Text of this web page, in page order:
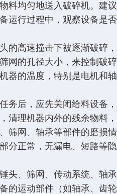
料均匀地送入破碎机。建
运行过程中，观察设备是
的高速撞击下被逐渐破碎
网的孔径大小，来控制破
器的温度，特别是电机和
务后，应先关闭给料设备
清理机器内外的残余物料
筛网、轴承等部件的磨损
分正常，无漏电、短路等
头、筛网、传动系统、轴
的运动部件（如轴承、齿